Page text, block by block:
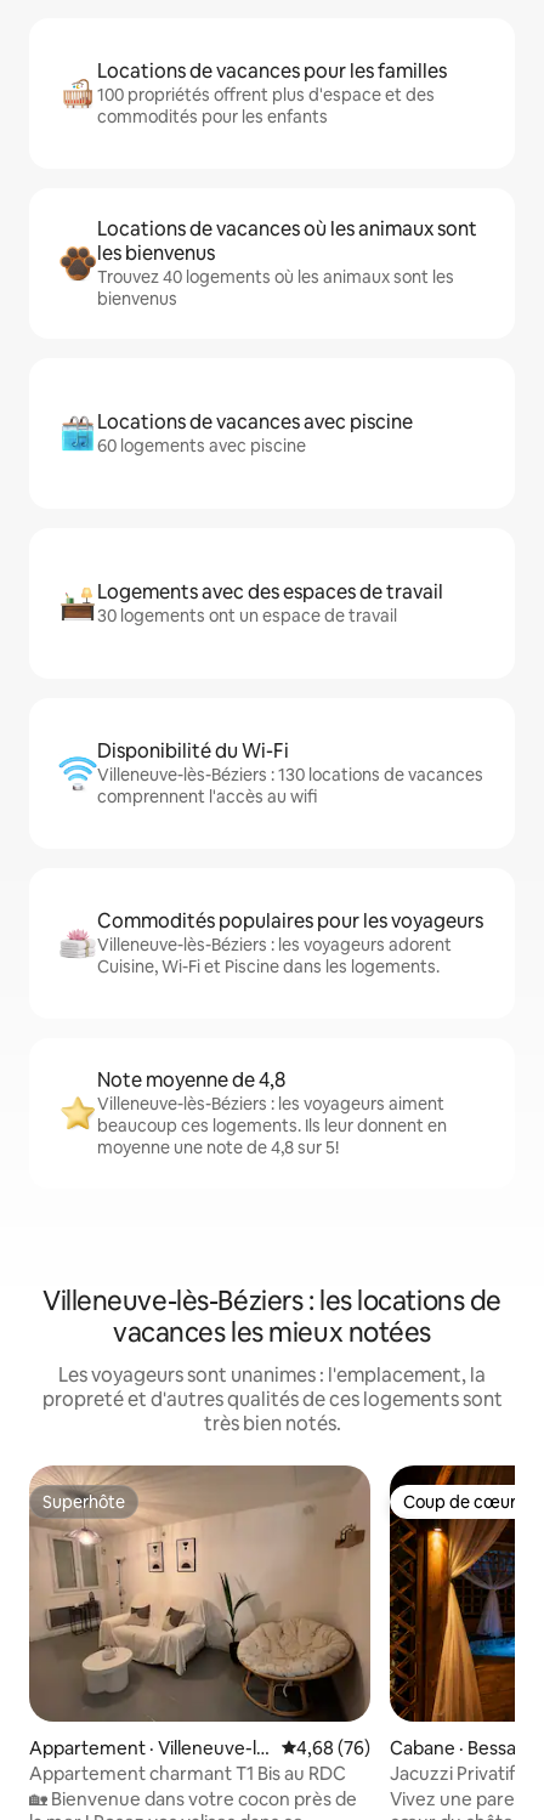
Locations de vacances pour les familles
100 propriétés offrent plus d'espace et des
commodités pour les enfants
Locations de vacances où les animaux sont
les bienvenus
Trouvez 40 logements où les animaux sont les
bienvenus
Locations de vacances avec piscine
60 logements avec piscine
Logements avec des espaces de travail
30 logements ont un espace de travail
Disponibilité du Wi-Fi
Villeneuve-lès-Béziers : 130 locations de vacances
comprennent l'accès au wifi
Commodités populaires pour les voyageurs
Villeneuve-lès-Béziers : les voyageurs adorent
Cuisine, Wi-Fi et Piscine dans les logements.
Note moyenne de 4,8
Villeneuve-lès-Béziers : les voyageurs aiment
beaucoup ces logements. Ils leur donnent en
moyenne une note de 4,8 sur 5!
Villeneuve-lès-Béziers : les locations de
vacances les mieux notées
Les voyageurs sont unanimes : l'emplacement, la
propreté et d'autres qualités de ces logements sont
très bien notés.
Superhôte
Superhôte
Appartement · Villeneuve-lè
s-Béziers
Note moyenne de 4,68 sur 5,
4,68 (76)
Appartement charmant T1 Bis au RDC
🏡 Bienvenue dans votre cocon près de
Coup de cœur
Coup de cœur
Cabane · Bessan
Jacuzzi Privatif •
Vivez une